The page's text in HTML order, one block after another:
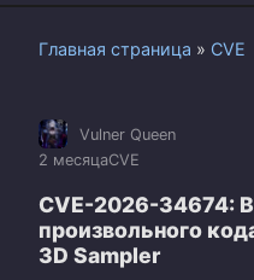
Главная страница » CVE
Vulner Queen
2 месяцаCVE
CVE-2026-34674:
произвольного
3D Sampler